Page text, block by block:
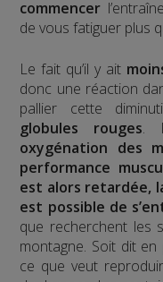
commencer
de vous fatiguer plus
Le fait qu’il y ait
donc une réaction
pallier cette
globules rouges.
oxygénation des
performance
est alors retardée,
est possible de
que recherchent les
montagne. Soit dit
ce que veut